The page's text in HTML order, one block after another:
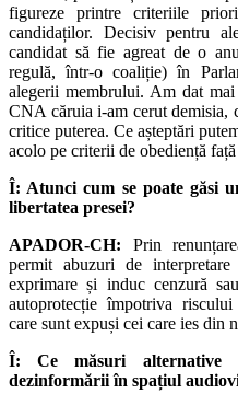
figureze printre criteriile
candidaților. Decisiv pentru
candidat să fie agreat de o
regulă, într-o coaliție) în
alegerii membrului. Am dat
CNA căruia i-am cerut demisia,
critice puterea. Ce așteptări
acolo pe criterii de obediență
Î: Atunci cum se poate găsi
libertatea presei?
APADOR-CH: Prin
permit abuzuri de
exprimare și induc cenzură
autoprotecție împotriva
care sunt expuși cei care ies din
Î: Ce măsuri alternative
dezinformării în spațiul